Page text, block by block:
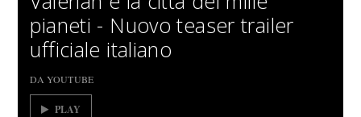
pianeti - Nuovo teaser trailer
ufficiale italiano
DA YOUTUBE
PLAY